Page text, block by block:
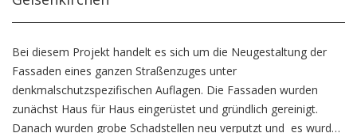
Bei diesem Projekt handelt es sich um die Neugestaltung der
Fassaden eines ganzen Straßenzuges unter
denkmalschutzspezifischen Auflagen. Die Fassaden wurden
zunächst Haus für Haus eingerüstet und gründlich gereinigt.
Danach wurden grobe Schadstellen neu verputzt und es wurde